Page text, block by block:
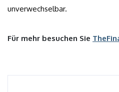
unverwechselbar.
Für mehr besuchen Sie